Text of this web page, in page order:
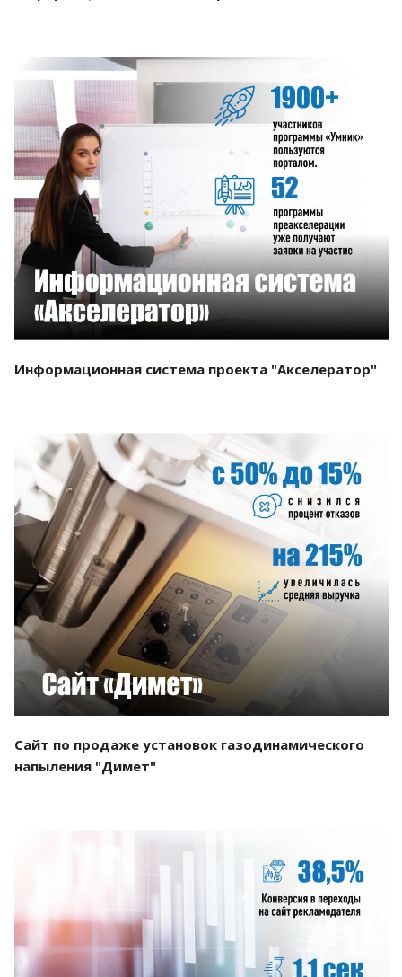
Смотреть проект
Информационная система проекта "Акселератор"
Смотреть проект
Сайт по продаже установок газодинамического
напыления "Димет"